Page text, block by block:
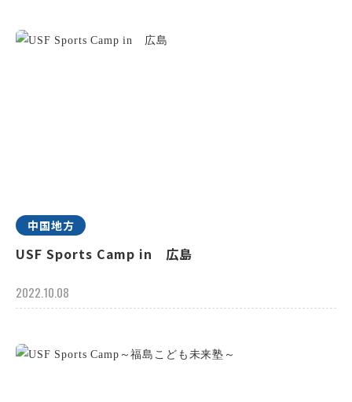
中国地方
USF Sports Camp in 広島
2022.10.08